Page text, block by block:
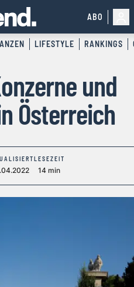
ABO
LIFESTYLE RANKINGS
und
Österreich
LESEZEIT
14 min